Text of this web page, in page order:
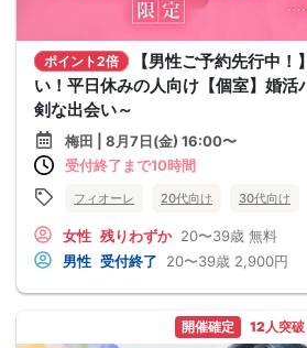
ポイント2倍
【男性ご予約先行中！
い！平日休みの人向け【個室】婚活
剣な出会い～
梅田 | 8月7日(金) 16:00〜
受付終了まで10時間
フィオーレ 20代向け 30代向け
女性 残りわずか 20〜39歳 無料
男性 受付終了 20〜39歳 2,900円
開催確定 12人突破